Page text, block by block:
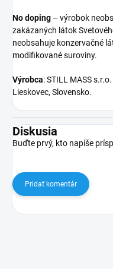
No doping – výrobok
zakázaných látok
neobsahuje konzervačné
modifikované suroviny.
Výrobca: STILL MASS
Lieskovec, Slovensko.
Diskusia
Buďte prvý, kto napíše
Pridať komentár